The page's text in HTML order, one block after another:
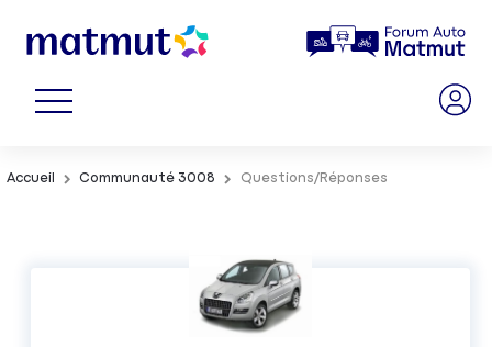
Accueil Communauté 3008 Questions/Réponses